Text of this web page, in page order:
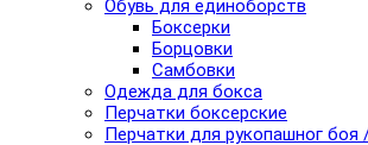
Обувь для единоборств
Боксерки
Борцовки
Самбовки
Одежда для бокса
Перчатки боксерские
Перчатки для рукопашног